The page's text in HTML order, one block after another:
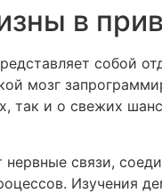
в
собой
мозг
так и о свежих
нервные связи,
Изучения